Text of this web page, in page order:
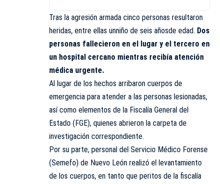
Tras la agresión armada cinco personas resultaron
heridas, entre ellas unniño de seis añosde edad. Dos
personas fallecieron en el lugar y el tercero en
un hospital cercano mientras recibía atención
médica urgente.
Al lugar de los hechos arribaron cuerpos de
emergencia para atender a las personas lesionadas,
así como elementos de la Fiscalía General del
Estado (FGE), quienes abrieron la carpeta de
investigación correspondiente.
Por su parte, personal del Servicio Médico Forense
(Semefo) de Nuevo León realizó el levantamiento
de los cuerpos, en tanto que peritos de la fiscalía